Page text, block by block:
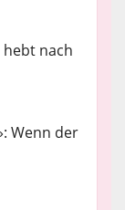
nach
Wenn der